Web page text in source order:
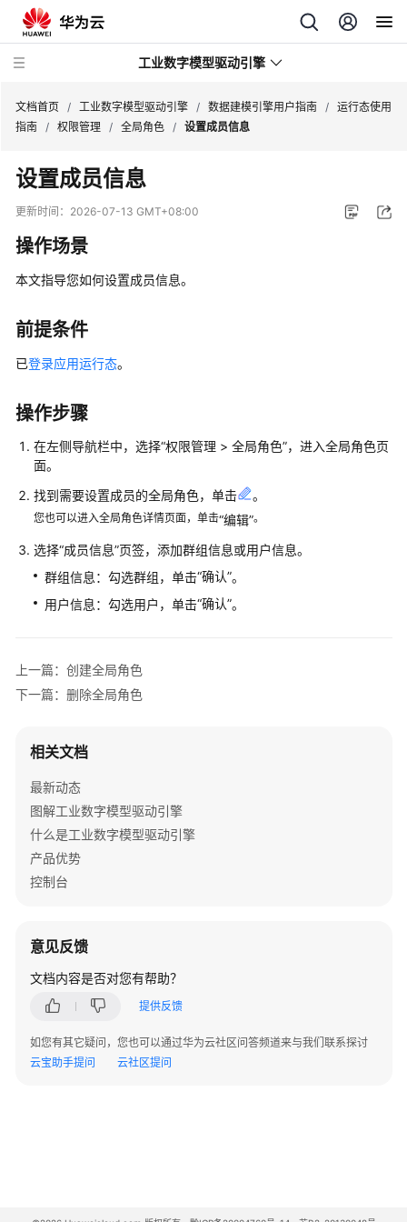
工业数字模型驱动引擎
最
新
动
品
绍
计
说
快
速
入
控
台
指
南
据
模
引
擎
用
户
设
计
态
使
用
指
指
文档首页 / 工业数字模型驱动引擎 / 数据建模引擎用户指南 / 运行态使用
指南 / 权限管理 / 全局角色 / 设置成员信息
设置成员信息
更新时间： 2026-07-13 GMT+08:00
操作场景
本文指导您如何设置成员信息。
前提条件
已登录应用运行态。
操作步骤
在左侧导航栏中，选择“权限管理 > 全局角色”，进入全局角色页
面。
找到需要设置成员的全局角色，单击
。
您也可以进入全局角色详情页面，单击“编辑”。
选择“成员信息”页签，添加群组信息或用户信息。
群组信息：勾选群组，单击“确认”。
用户信息：勾选用户，单击“确认”。
上一篇：创建全局角色
下一篇：删除全局角色
相关文档
最新动态
图解工业数字模型驱动引擎
什么是工业数字模型驱动引擎
产品优势
控制台
意见反馈
文档内容是否对您有帮助？
提供反馈
如您有其它疑问，您也可以通过华为云社区问答频道来与我们联系探讨
云宝助手提问
云社区提问